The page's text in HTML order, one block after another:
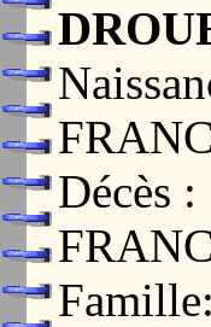
Décès
Famille: